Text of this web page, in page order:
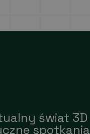
świat 3D
spotkania